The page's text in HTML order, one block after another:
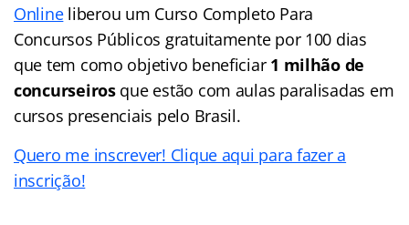
Onlineliberou um Curso Completo Para
Concursos Públicos gratuitamente por 100 dias
que tem como objetivo beneficiar 1 milhão de
concurseirosque estão com aulas paralisadas em
cursos presenciais pelo Brasil.
Quero me inscrever! Clique aqui para fazer a
inscrição!